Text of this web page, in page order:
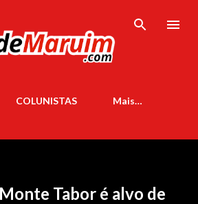
COLUNISTAS Mais…
Tabor é alvo de